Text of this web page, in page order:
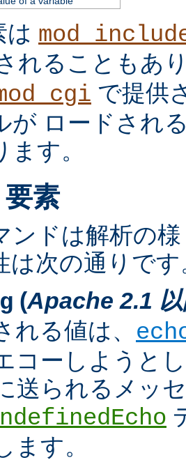
は
れることもあ
で提供
が ロードされ
す。
素
ンドは解析の
は次の通りです
(Apache 2.1
れる値は、
コーしようと
送られるメッ
ます。